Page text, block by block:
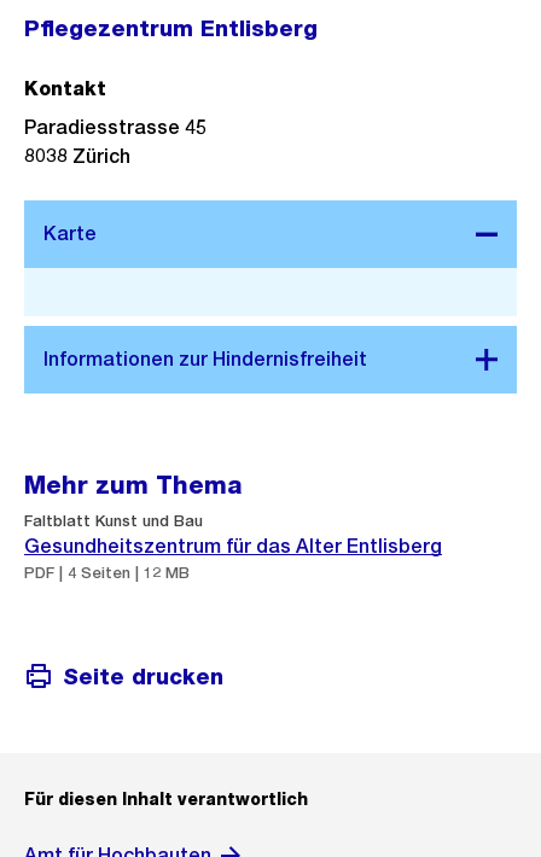
Pflegezentrum Entlisberg
Stadtplan 3D
Kontakt
Paradiesstrasse 45
8038 Zürich
Mehr zum Thema
Faltblatt Kunst und Bau
Gesundheitszentrum für das Alter Entlisberg
PDF | 4 Seiten | 12 MB
Seite drucken
Für diesen Inhalt verantwortlich